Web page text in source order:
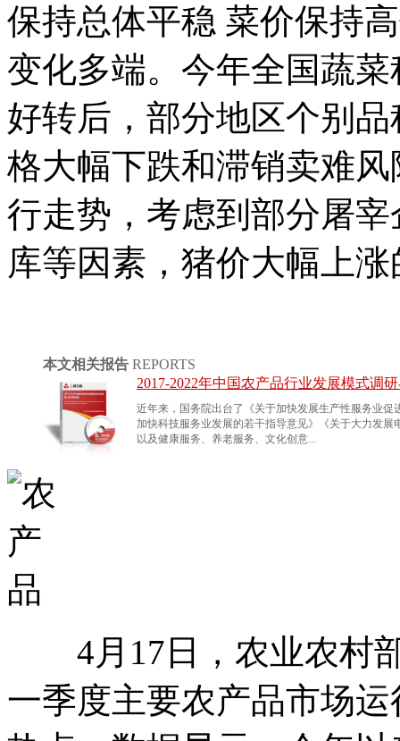
保持总体平稳 菜价保持
变化多端。今年全国蔬
好转后，部分地区个别
格大幅下跌和滞销卖难
行走势，考虑到部分屠
库等因素，猪价大幅上
本文相关报告 REPORTS
2017-2022年中国农产品行业发展模式调
近年来，国务院出台了《关于加快发展生产性服务业
加快科技服务业发展的若干指导意见》《关于大力发
以及健康服务、养老服务、文化创意...
4月17日，农业农村部
一季度主要农产品市场